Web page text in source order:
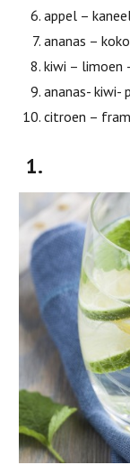
appel –
ananas –
kiwi – limoen
ananas- kiwi-
citroen –
1.